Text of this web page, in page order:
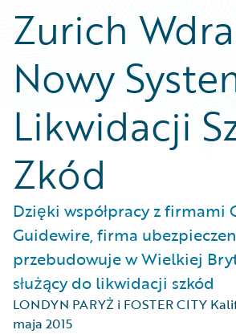
Zurich
Nowy
Likwidacji
Zkód
Dzięki współpracy z firmami
Guidewire, firma
przebudowuje w Wielkiej
służący do likwidacji szkód
LONDYN PARYŻ i FOSTER CITY
maja 2015